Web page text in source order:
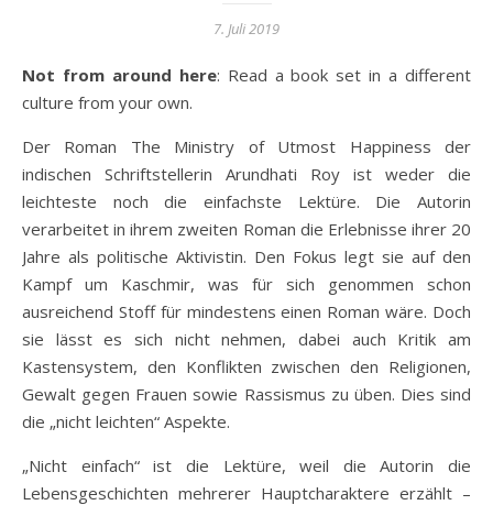
7. Juli 2019
Not from around here: Read a book set in a different
culture from your own.
Der Roman The Ministry of Utmost Happiness der
indischen Schriftstellerin Arundhati Roy ist weder die
leichteste noch die einfachste Lektüre. Die Autorin
verarbeitet in ihrem zweiten Roman die Erlebnisse ihrer 20
Jahre als politische Aktivistin. Den Fokus legt sie auf den
Kampf um Kaschmir, was für sich genommen schon
ausreichend Stoff für mindestens einen Roman wäre. Doch
sie lässt es sich nicht nehmen, dabei auch Kritik am
Kastensystem, den Konflikten zwischen den Religionen,
Gewalt gegen Frauen sowie Rassismus zu üben. Dies sind
die „nicht leichten“ Aspekte.
„Nicht einfach“ ist die Lektüre, weil die Autorin die
Lebensgeschichten mehrerer Hauptcharaktere erzählt –